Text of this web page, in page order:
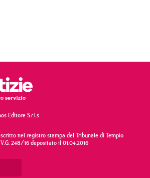
Editore S.r.l.s
nel registro stampa del Tribunale di Tempio
248/16 depositato il 01.04.2016